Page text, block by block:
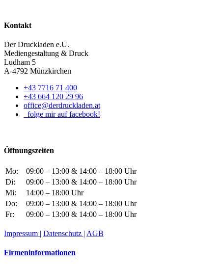
Kontakt
Der Druckladen e.U.
Mediengestaltung & Druck
Ludham 5
A-4792 Münzkirchen
+43 7716 71 400
+43 664 120 29 96
office@derdruckladen.at
folge mir auf facebook!
Öffnungszeiten
Mo:
09:00 – 13:00 & 14:00 – 18:00 Uhr
Di:
09:00 – 13:00 & 14:00 – 18:00 Uhr
Mi:
14:00 – 18:00 Uhr
Do:
09:00 – 13:00 & 14:00 – 18:00 Uhr
Fr:
09:00 – 13:00 & 14:00 – 18:00 Uhr
Impressum | Datenschutz | AGB
Firmeninformationen